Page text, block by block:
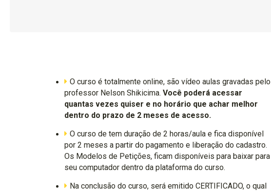
O curso é totalmente online, são vídeo aulas gravadas pelo
professor Nelson Shikicima. Você poderá acessar
quantas vezes quiser e no horário que achar melhor
dentro do prazo de 2 meses de acesso.
O curso de tem duração de 2 horas/aula e fica disponível
por 2 meses a partir do pagamento e liberação do cadastro.
Os Modelos de Petições, ficam disponíveis para baixar para
seu computador dentro da plataforma do curso.
Na conclusão do curso, será emitido CERTIFICADO, o qual